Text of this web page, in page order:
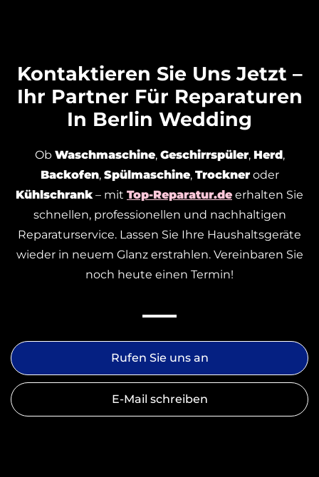
Kontaktieren Sie Uns Jetzt –
Ihr Partner Für Reparaturen
In Berlin Wedding
Ob Waschmaschine, Geschirrspüler, Herd,
Backofen, Spülmaschine, Trockneroder
Kühlschrank – mit Top-Reparatur.de erhalten Sie
schnellen, professionellen und nachhaltigen
Reparaturservice. Lassen Sie Ihre Haushaltsgeräte
wieder in neuem Glanz erstrahlen. Vereinbaren Sie
noch heute einen Termin!
Rufen Sie uns an
E-Mail schreiben